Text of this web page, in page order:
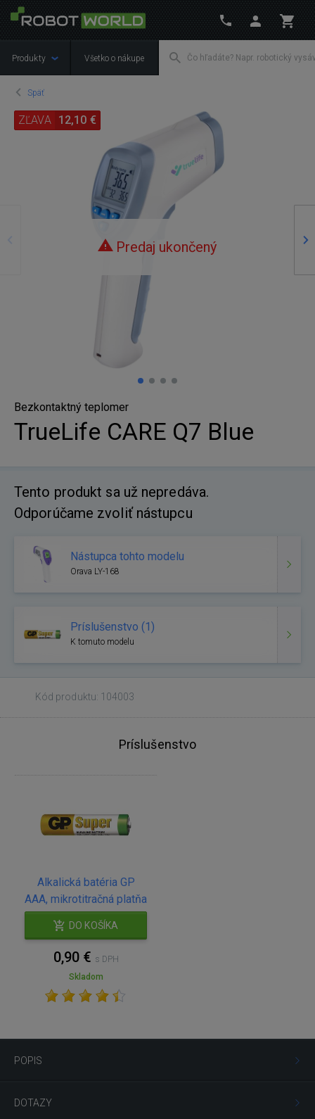
Produkty Všetko o nákupe
Späť
Predaj ukončený
ZĽAVA 12,10 €
Bezkontaktný teplomer
TrueLife CARE Q7 Blue
Tento produkt sa už nepredáva.
Odporúčame zvoliť nástupcu
Nástupca tohto modelu
Orava LY-168
Príslušenstvo (1)
K tomuto modelu
Kód produktu: 104003
Príslušenstvo
Alkalická batéria GP
AAA, mikrotitračná platňa
DO KOŠÍKA
0,90 € s DPH
Skladom
POPIS
DOTAZY